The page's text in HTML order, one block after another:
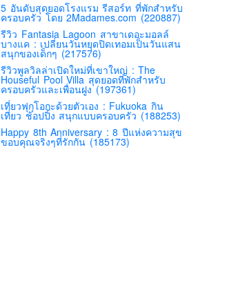
5 อันดับสุดยอดโรงแรม รีสอร์ท ที่พักสำหรับ
ครอบครัว โดย 2Madames.com (220887)
รีวิว Fantasia Lagoon สาขาเดอะมอลล์
บางแค : เปลี่ยนวันหยุดปิดเทอมเป็นวันแสน
สนุกของเด็กๆ (217576)
รีวิวพูลวิลล่าเปิดใหม่ที่เขาใหญ่ : The
Houseful Pool Villa สุดยอดที่พักสำหรับ
ครอบครัวและเพื่อนฝูง (197361)
เที่ยวฟุกุโอกะด้วยตัวเอง : Fukuoka กิน
เที่ยว ช้อปปิ้ง สนุกแบบครอบครัว (188253)
Happy 8th Anniversary : 8 ปีแห่งความสุข
ขอบคุณจริงๆที่รักกัน (185173)